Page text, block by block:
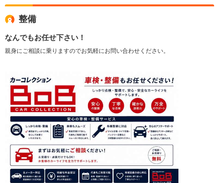
整備
なんでもお任せ下さい！
親身にご相談に乗りますのでお気軽にお問い合わせください。